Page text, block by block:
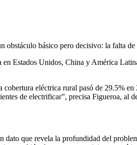
básico pero decisivo: la falta
Estados Unidos, China y América
eléctrica rural pasó de 29.5%
de electrificar”, precisa Figueroa, al
que revela la profundidad del